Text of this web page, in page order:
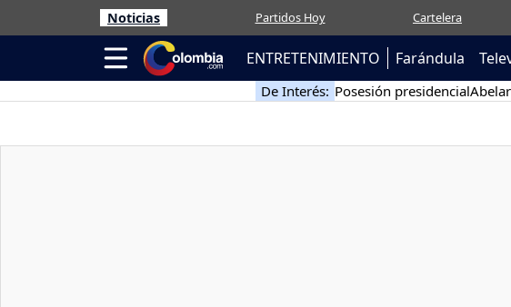
Noticias Partidos Hoy Cartelera
ENTRETENIMIENTO Farándula
De Interés: Posesión presidencial